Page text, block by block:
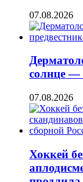
07.08.2026
солнце —
07.08.2026
Хоккей